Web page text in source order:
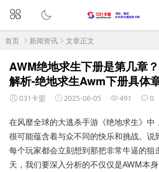
首页 新闻资讯 文章正文
AWM绝地求生下册是第几章
解析-绝地求生Awm下册具体
031卡盟 2025-06-05 491 0
在风靡全球的大逃杀手游《绝地求生》中
很可能蕴含着与众不同的快乐和挑战。说
每个玩家都会立刻想到那把非常牛逼的狙
天，我们要深入分析的不仅仅是AWM本